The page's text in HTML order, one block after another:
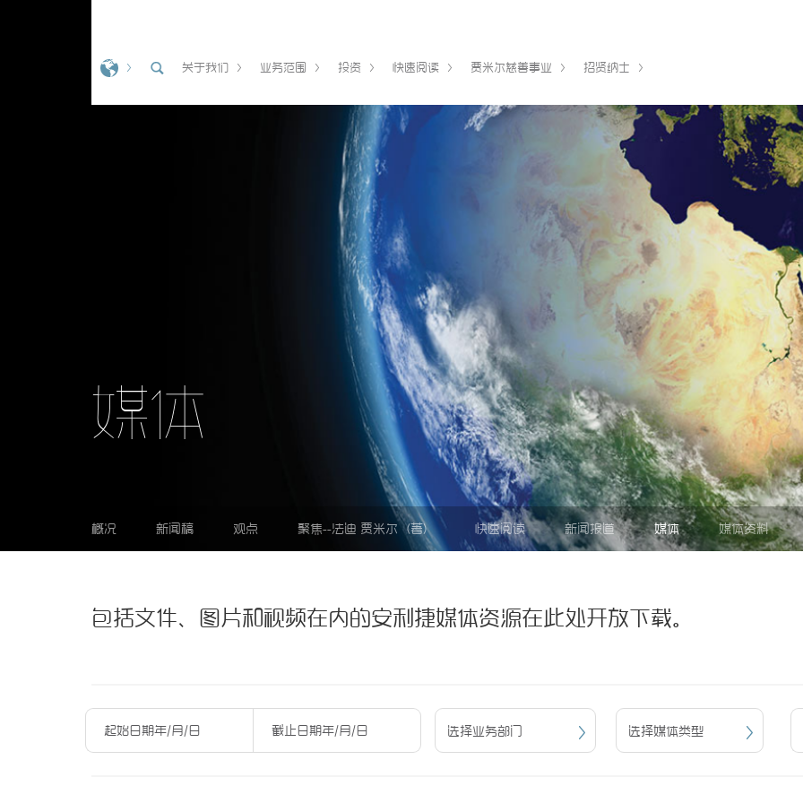
关于我们 业务范围 投资 快速阅读 贾米尔慈善事业 招贤纳士
媒体
概况 新闻稿 观点 聚焦--法迪 贾米尔（著） 快速阅读 新闻报道 媒体 媒体资料
包括文件、图片和视频在内的安利捷媒体资源在此处开放下载。
选择业务部门 选择媒体类型